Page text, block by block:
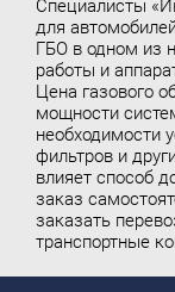
Специалисты
для
ГБО в одном из
работы и
Цена газового
мощности
необходимости
фильтров и
влияет способ
заказ
заказать
транспортные